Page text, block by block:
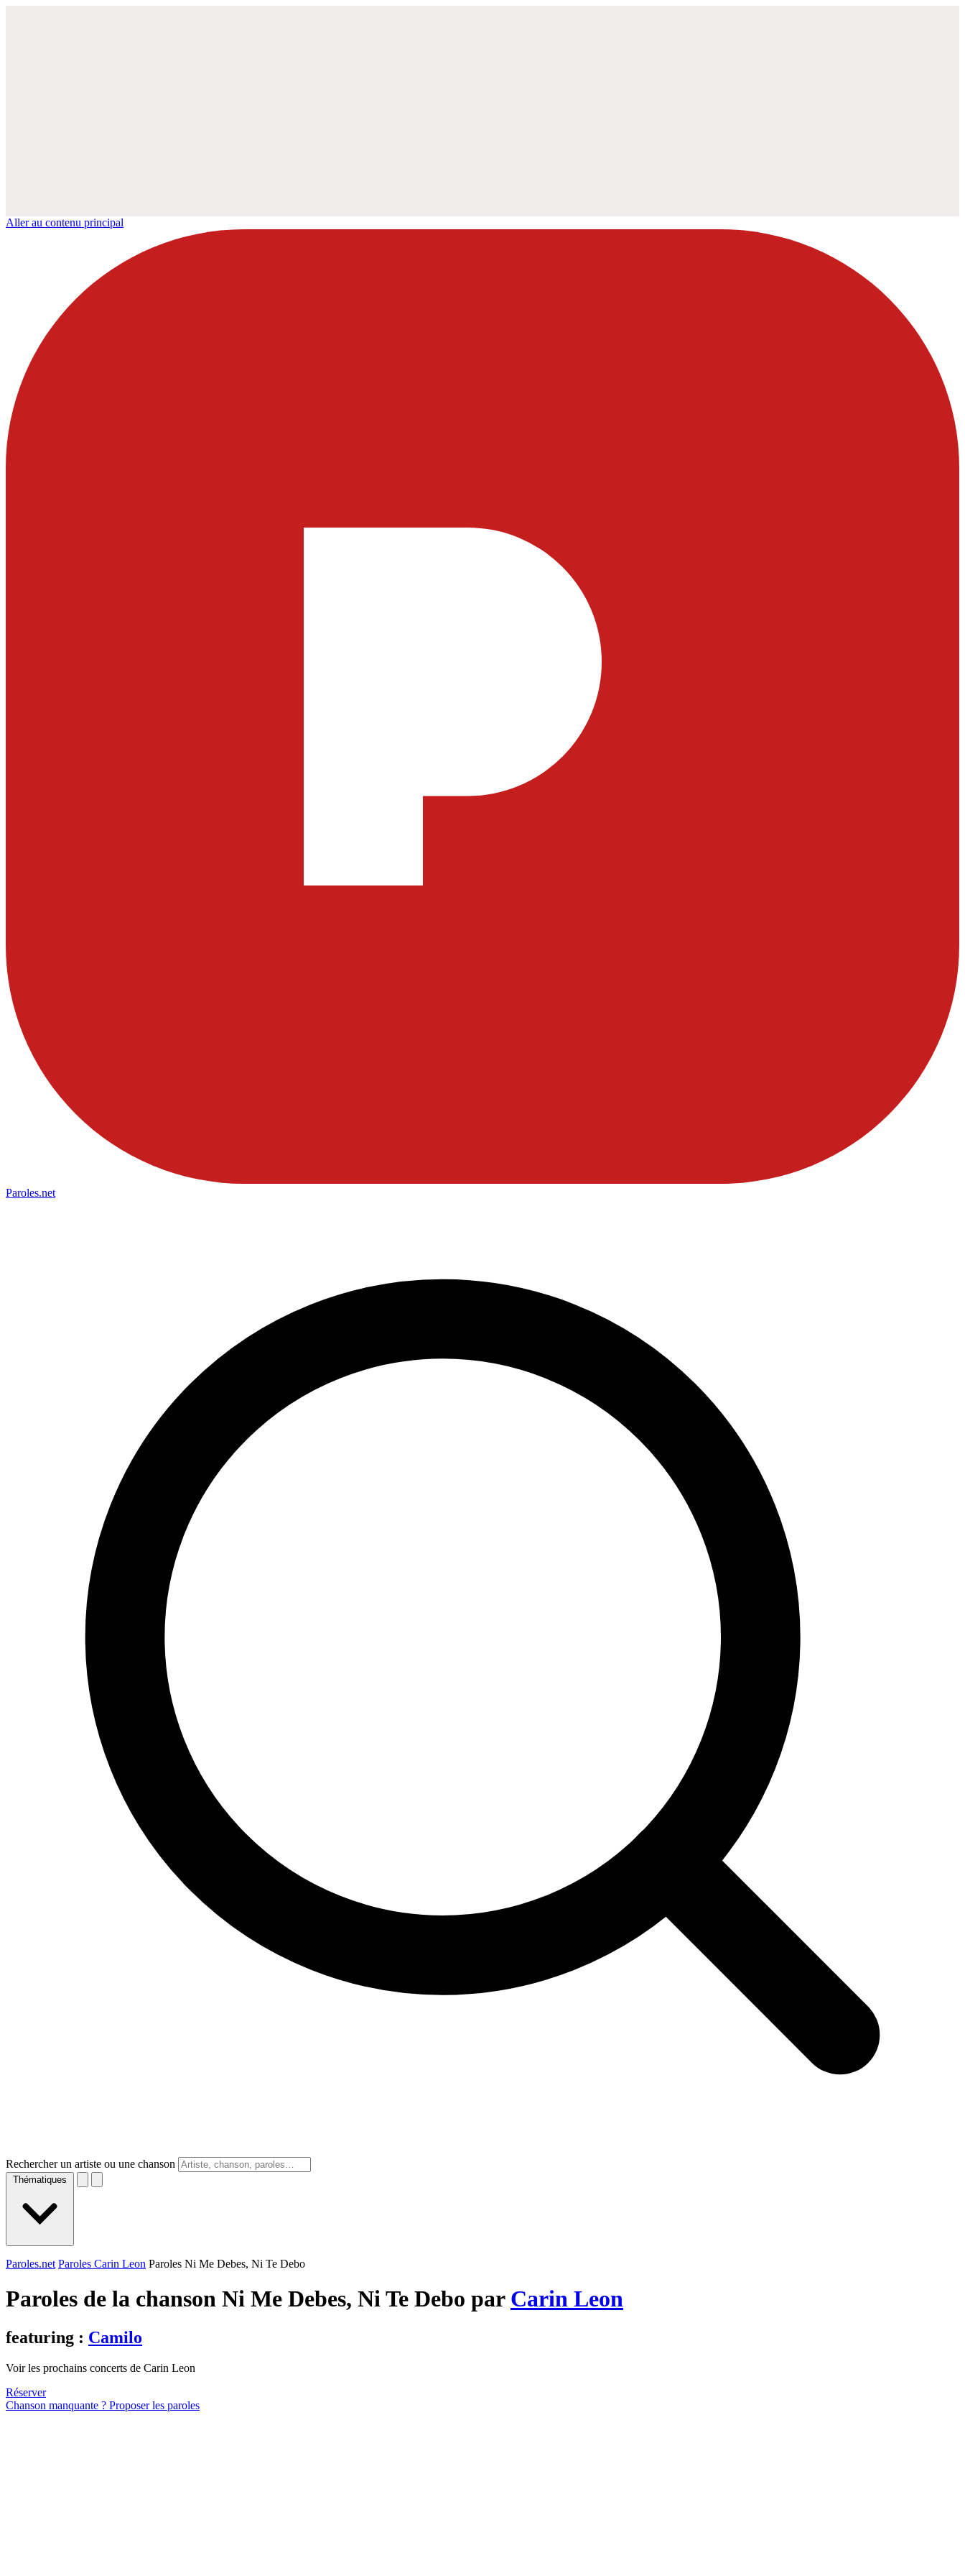
Aller au contenu principal
Paroles.net
Rechercher un artiste ou une chanson
Thématiques
Paroles.net Paroles Carin Leon Paroles Ni Me Debes, Ni Te Debo
Paroles de la chanson Ni Me Debes, Ni Te Debo par Carin Leon
featuring : Camilo
Voir les prochains concerts de Carin Leon
Réserver
Chanson manquante ? Proposer les paroles